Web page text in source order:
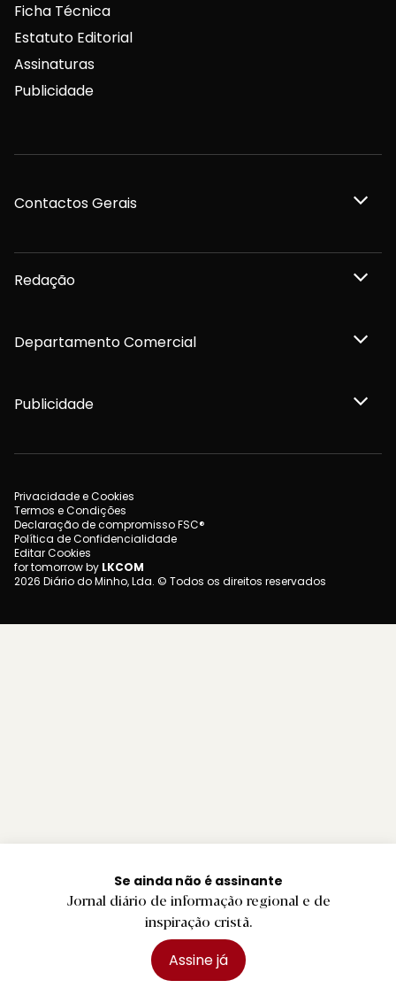
Se ainda não é assinante
Jornal diário de informação regional e de
inspiração cristã.
Assine já
Ficha Técnica
Estatuto Editorial
Assinaturas
Publicidade
Contactos Gerais
Redação
Departamento Comercial
Publicidade
Privacidade e Cookies
Termos e Condições
Declaração de compromisso FSC®
Política de Confidencialidade
Editar Cookies
for tomorrow by LKCOM
2026 Diário do Minho, Lda. © Todos os direitos reservados